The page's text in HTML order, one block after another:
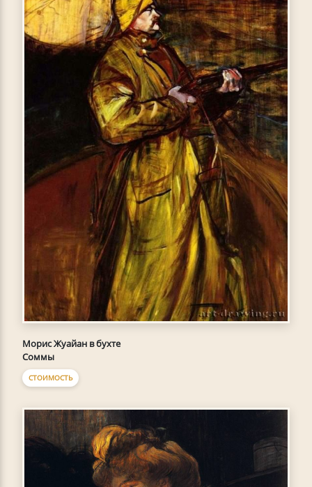
Морис Жуайан в бухте
Соммы
СТОИМОСТЬ